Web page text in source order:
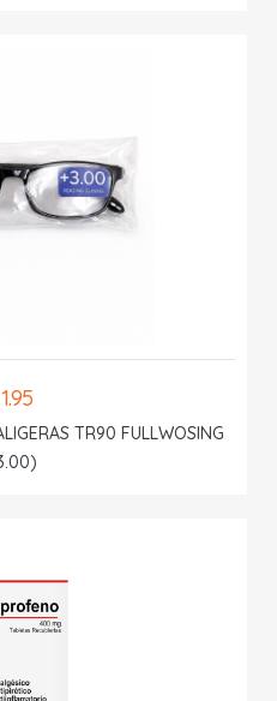
TR90 FULLWOSING